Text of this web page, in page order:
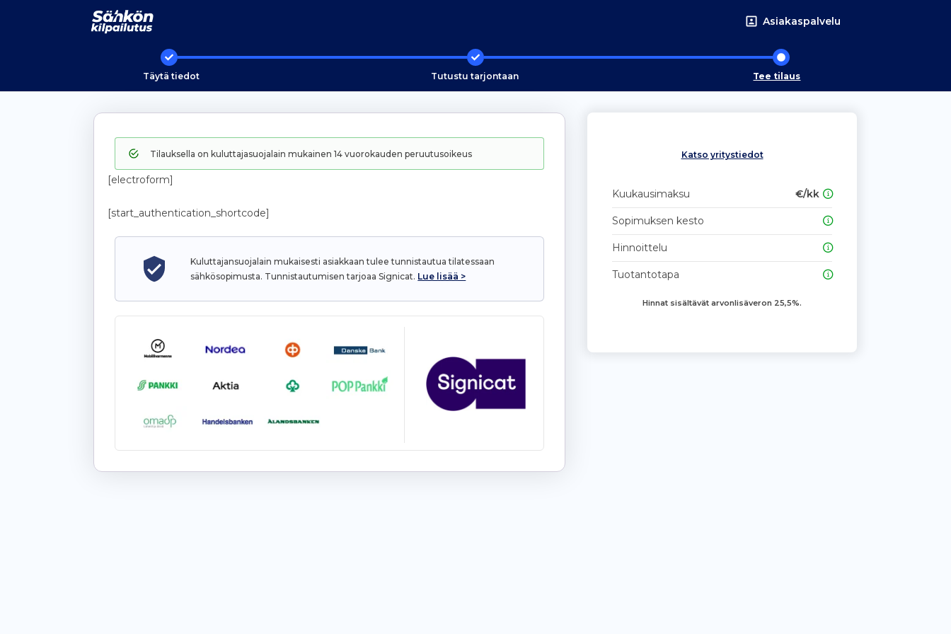
Asiakaspalvelu
Täytä tiedot Tutustu tarjontaan Tee tilaus
Tilauksella on kuluttajasuojalain mukainen 14 vuorokauden peruutusoikeus
[electroform]
[start_authentication_shortcode]
Kuluttajansuojalain mukaisesti asiakkaan tulee tunnistautua tilatessaan
sähkösopimusta. Tunnistautumisen tarjoaa Signicat. Lue lisää >
Katso yritystiedot
Kuukausimaksu €/kk
Sopimuksen kesto
Hinnoittelu
Tuotantotapa
Hinnat sisältävät arvonlisäveron 25,5%.